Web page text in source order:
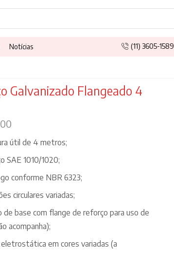
Notícias (11) 3605-1589
Galvanizado Flangeado 4
útil de 4 metros;
SAE 1010/1020;
conforme NBR 6323;
circulares variadas;
de base com flange de reforço para uso de
acompanha);
em cores variadas (a